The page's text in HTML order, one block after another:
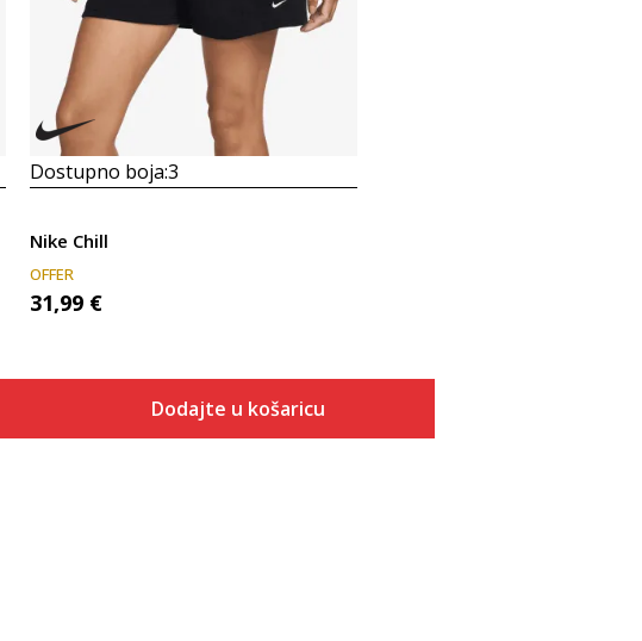
Dostupno boja:3
Nike Chill
OFFER
31,99 €
Dodajte u košaricu